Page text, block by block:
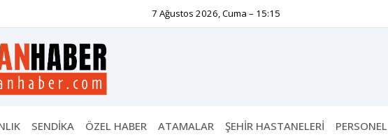
7 Ağustos 2026, Cuma – 15:15
SENDİKA ÖZEL HABER ATAMALAR ŞEHİR HASTANELERİ PERSONEL